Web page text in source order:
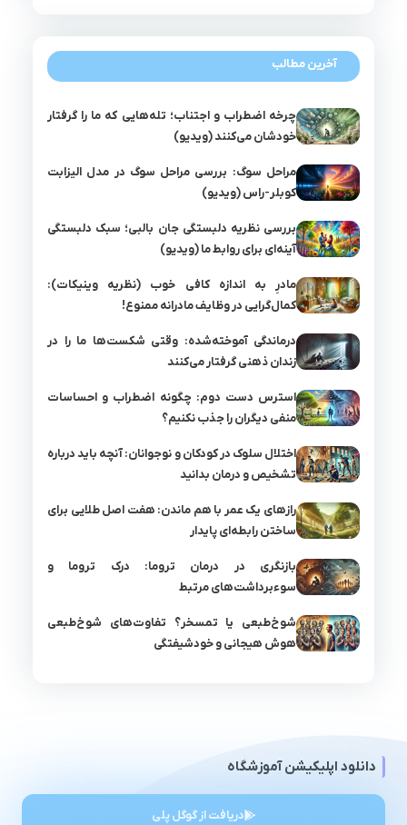
آخرین مطالب
چرخه اضطراب و اجتناب؛ تله‌هایی که ما را گرفتار
خودشان می‌کنند (ویدیو)
مراحل سوگ: بررسی مراحل سوگ در مدل الیزابت
کوبلر-راس (ویدیو)
بررسی نظریه دلبستگی جان بالبی؛ سبک دلبستگی
آینه‌ای برای روابط ما (ویدیو)
مادرِ به اندازه کافی خوب (نظریه وینیکات):
کمال‌گرایی در وظایف مادرانه ممنوع!
درماندگی آموخته‌شده: وقتی شکست‌ها ما را در
زندان ذهنی گرفتار می‌کنند
استرس دست دوم: چگونه اضطراب و احساسات
منفی دیگران را جذب نکنیم؟
اختلال سلوک در کودکان و نوجوانان: آنچه باید درباره
تشخیص و درمان بدانید
رازهای یک عمر با هم ماندن: هفت اصل طلایی برای
ساختن رابطه‌ای پایدار
بازنگری در درمان تروما: درک تروما و
سوءبرداشت‌های مرتبط
شوخ‌طبعی یا تمسخر؟ تفاوت‌های شوخ‌طبعی
هوش هیجانی و خودشیفتگی
دانلود اپلیکیشن آموزشگاه
دریافت از گوگل پلی